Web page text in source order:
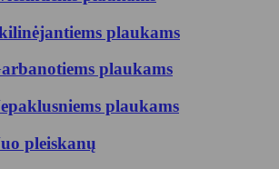
plaukams
plaukams
plaukams
pleiskanų